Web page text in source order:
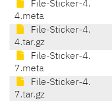
File-Sticker-4.
4.meta
File-Sticker-4.
4.tar.gz
File-Sticker-4.
7.meta
File-Sticker-4.
7.tar.gz